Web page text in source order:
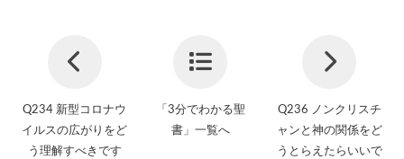
Q234 新型コロナウ
イルスの広がりをど
う理解すべきです
「3分でわかる聖
書」一覧へ
Q236 ノンクリスチ
ャンと神の関係をど
うとらえたらいいで